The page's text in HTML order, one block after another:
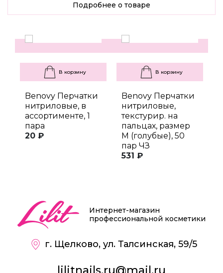
Подробнее о товаре
В корзину
Benovy Перчатки
нитриловые, в
ассортименте, 1
пара
20 ₽
В корзину
Benovy Перчатки
нитриловые,
текстурир. на
пальцах, размер
M (голубые), 50
пар ЧЗ
531 ₽
Интернет-магазин
профессиональной косметики
г. Щелково, ул. Талсинская, 59/5